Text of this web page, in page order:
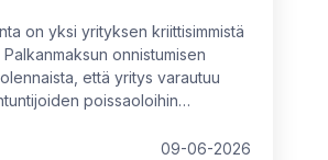
on yksi yrityksen kriittisimmistä
onnistumisen
että yritys varautuu
poissaoloihin
09-06-2026